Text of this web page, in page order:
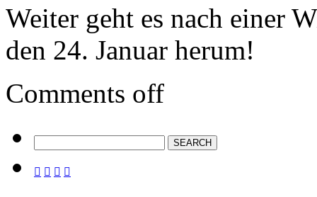
Weiter geht es nach einer
den 24. Januar herum!
Comments off
   